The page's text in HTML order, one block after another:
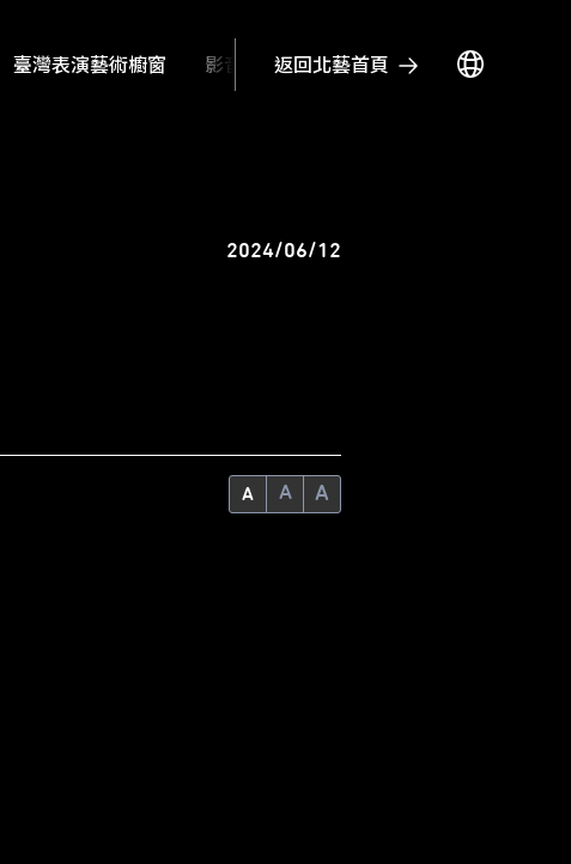
臺灣表演藝術櫥窗 影音文章返回北藝首頁
2024/06/12
A A A